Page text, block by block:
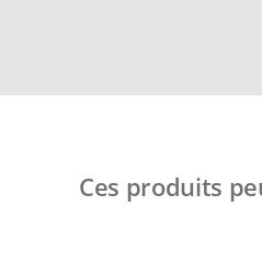
Ces produits